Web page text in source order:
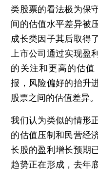
类股票的看法极为保
间的估值水平差异被
成长类因子其后取得
上市公司通过实现盈
的关注和更高的估
报，风险偏好的抬升
股票之间的估值差异。
我们认为类似的情形
的估值压制和民营经
长股的盈利增长预期
趋势正在形成，去年